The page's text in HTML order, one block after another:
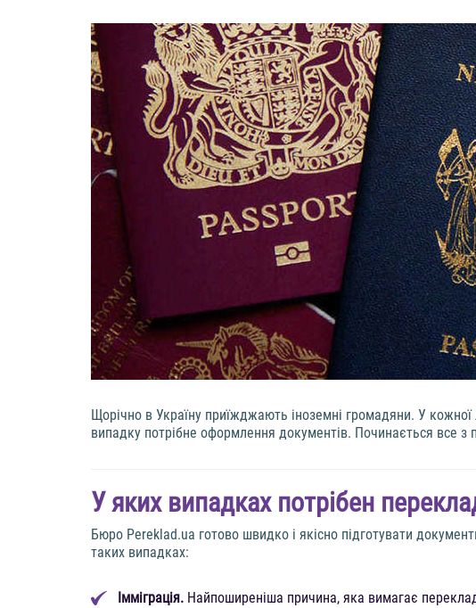
Щорічно в Україну приїжджають іноземні громадяни. У кожної
випадку потрібне оформлення документів. Починається все
У яких випадках потрібен
Бюро Pereklad.ua готово швидко і якісно підготувати
таких випадках:
Імміграція. Найпоширеніша причина, яка вимагає